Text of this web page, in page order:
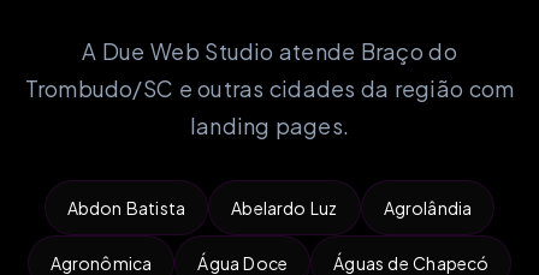
A Due Web Studio atende Braço do
Trombudo/SC e outras cidades da região com
landing pages.
Abdon Batista Abelardo Luz Agrolândia
Agronômica Água Doce Águas de Chapecó